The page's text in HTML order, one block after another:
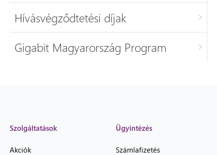
Hívásvégződtetési díjak
Gigabit Magyarország Program
Szolgáltatások
Akciók
Ügyintézés
Számlafizetés